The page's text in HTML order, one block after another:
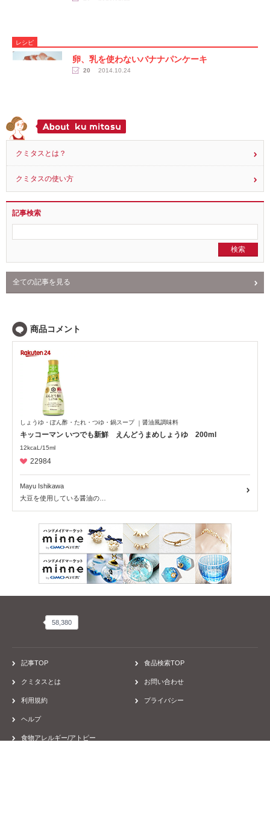
レシピ
卵、乳を使わないバナナパンケーキ
20 2014.10.24
クミタスとは？
クミタスの使い方
記事検索
全ての記事を見る
NEWS
回収情報
読み物
商品ピックアップ
アレルギーSTORY
患者会・団体、お店